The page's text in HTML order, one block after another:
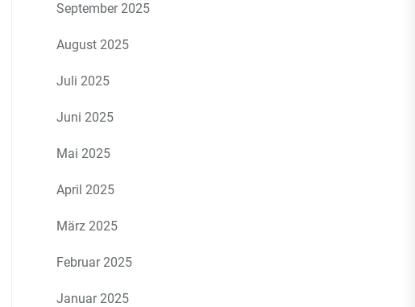
September 2025
August 2025
Juli 2025
Juni 2025
Mai 2025
April 2025
März 2025
Februar 2025
Januar 2025